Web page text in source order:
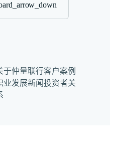
于仲量联行客户案例
业发展新闻投资者关